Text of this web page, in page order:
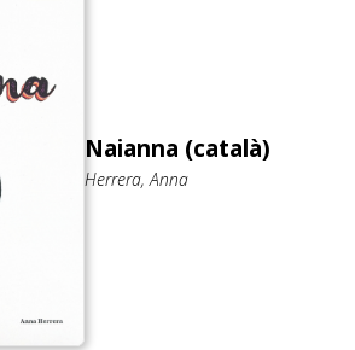
Naianna (català)
Herrera, Anna